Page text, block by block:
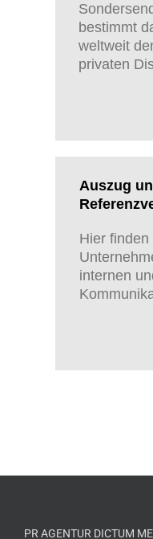
bestimmt
weltweit
privaten
Auszug
Hier
internen
PR AGENTUR DICTUM